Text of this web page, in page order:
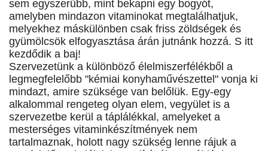
sem egyszerűbb, mint bekapni egy bogyót,
amelyben mindazon vitaminokat megtalálhatjuk,
melyekhez máskülönben csak friss zöldségek és
gyümölcsök elfogyasztása árán jutnánk hozzá. S itt
kezdődik a baj!
Szervezetünk a különböző élelmiszerfélékből a
legmegfelelőbb "kémiai konyhaművészettel" vonja ki
mindazt, amire szüksége van belőlük. Egy-egy
alkalommal rengeteg olyan elem, vegyület is a
szervezetbe kerül a táplálékkal, amelyeket a
mesterséges vitaminkészítmények nem
tartalmaznak, holott nagy szükség lenne rájuk a